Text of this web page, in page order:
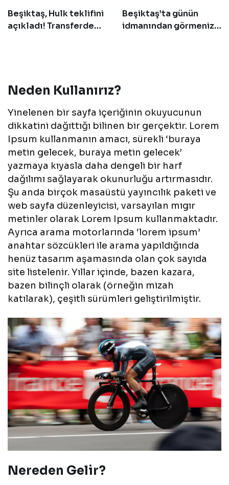
Beşiktaş, Hulk teklifini
açıkladı! Transferde
Beşiktaş’ta günün
idmanından görmeniz
Neden Kullanırız?
Yinelenen bir sayfa içeriğinin okuyucunun
dikkatini dağıttığı bilinen bir gerçektir. Lorem
Ipsum kullanmanın amacı, sürekli ‘buraya
metin gelecek, buraya metin gelecek’
yazmaya kıyasla daha dengeli bir harf
dağılımı sağlayarak okunurluğu artırmasıdır.
Şu anda birçok masaüstü yayıncılık paketi ve
web sayfa düzenleyicisi, varsayılan mıgır
metinler olarak Lorem Ipsum kullanmaktadır.
Ayrıca arama motorlarında ‘lorem ipsum’
anahtar sözcükleri ile arama yapıldığında
henüz tasarım aşamasında olan çok sayıda
site listelenir. Yıllar içinde, bazen kazara,
bazen bilinçli olarak (örneğin mizah
katılarak), çeşitli sürümleri geliştirilmiştir.
Nereden Gelir?